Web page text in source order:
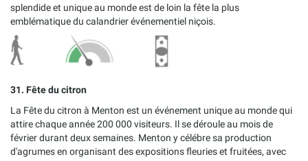
splendide et unique au monde est de loin la fête la plus
emblématique du calandrier événementiel niçois.
31. Fête du citron
La Fête du citron à Menton est un événement unique au monde qui
attire chaque année 200 000 visiteurs. Il se déroule au mois de
février durant deux semaines. Menton y célébre sa production
d'agrumes en organisant des expositions fleuries et fruitées, avec